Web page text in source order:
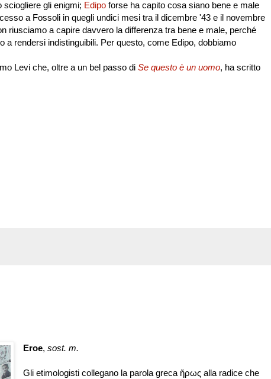
sciogliere gli enigmi; Edipoforse ha capito cosa siano bene e male
a Fossoli in quegli undici mesi tra il dicembre '43 e il novembre
riusciamo a capire davvero la differenza tra bene e male, perché
rendersi indistinguibili. Per questo, come Edipo, dobbiamo
Levi che, oltre a un bel passo di Se questo è un uomo, ha scritto
Eroe, sost. m.
Gli etimologisti collegano la parola greca ἥρως alla radice che